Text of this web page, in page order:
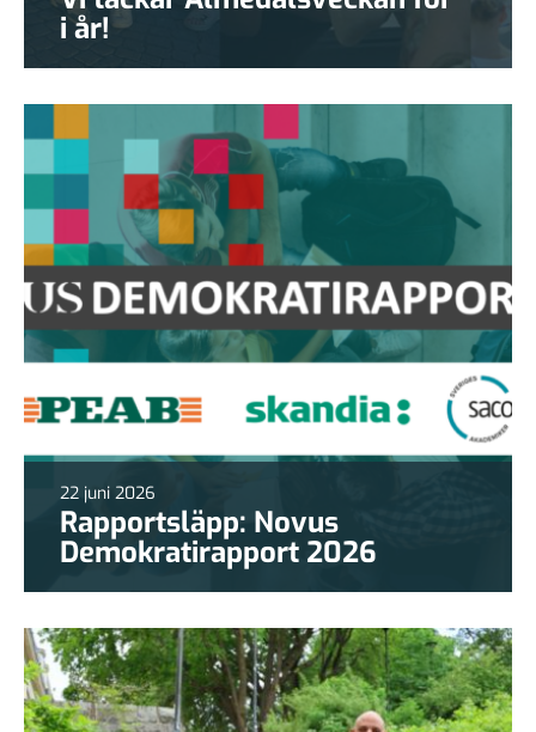
i år!
22 juni 2026
Rapportsläpp: Novus
Demokratirapport 2026